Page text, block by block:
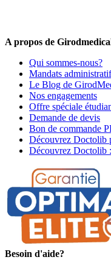
A propos de
Qui sommes-nous?
Mandats
Le Blog de
Nos engagements
Offre spéciale
Demande de devis
Bon de commande
Découvrez Doctolib
Découvrez Doctolib
Besoin d'aide?